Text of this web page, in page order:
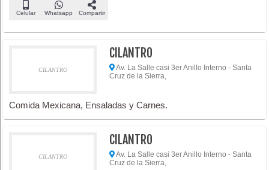
Celular Whatsapp Compartir
CILANTRO
CILANTRO
Av. La Salle casi 3er Anillo Interno - Santa
Cruz de la Sierra,
Comida Mexicana, Ensaladas y Carnes.
CILANTRO
CILANTRO
Av. La Salle casi 3er Anillo Interno - Santa
Cruz de la Sierra,